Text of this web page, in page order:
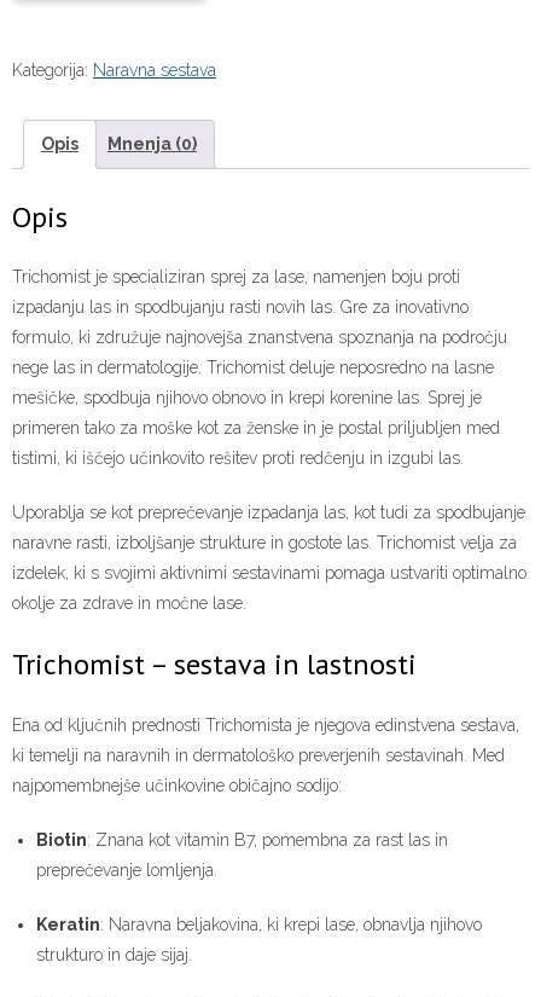
Kategorija: Naravna sestava
Opis Mnenja (0)
Opis
Trichomist je specializiran sprej za lase, namenjen boju proti
izpadanju las in spodbujanju rasti novih las. Gre za inovativno
formulo, ki združuje najnovejša znanstvena spoznanja na področju
nege las in dermatologije. Trichomist deluje neposredno na lasne
mešičke, spodbuja njihovo obnovo in krepi korenine las. Sprej je
primeren tako za moške kot za ženske in je postal priljubljen med
tistimi, ki iščejo učinkovito rešitev proti redčenju in izgubi las.
Uporablja se kot preprečevanje izpadanja las, kot tudi za spodbujanje
naravne rasti, izboljšanje strukture in gostote las. Trichomist velja za
izdelek, ki s svojimi aktivnimi sestavinami pomaga ustvariti optimalno
okolje za zdrave in močne lase.
Trichomist – sestava in lastnosti
Ena od ključnih prednosti Trichomista je njegova edinstvena sestava,
ki temelji na naravnih in dermatološko preverjenih sestavinah. Med
najpomembnejše učinkovine običajno sodijo:
Biotin: Znana kot vitamin B7, pomembna za rast las in
preprečevanje lomljenja.
Keratin: Naravna beljakovina, ki krepi lase, obnavlja njihovo
strukturo in daje sijaj.